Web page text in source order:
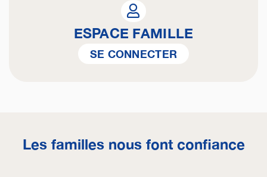
ESPACE FAMILLE
SE CONNECTER
Les familles nous font confiance